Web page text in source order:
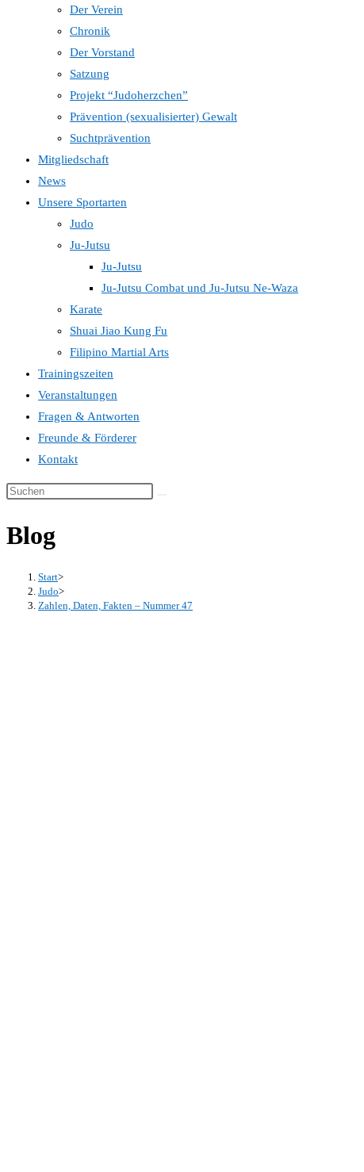
Der Verein
Chronik
Der Vorstand
Satzung
Projekt “Judoherzchen”
Prävention (sexualisierter) Gewalt
Suchtprävention
Mitgliedschaft
News
Unsere Sportarten
Judo
Ju-Jutsu
Ju-Jutsu
Ju-Jutsu Combat und Ju-Jutsu Ne-Waza
Karate
Shuai Jiao Kung Fu
Filipino Martial Arts
Trainingszeiten
Veranstaltungen
Fragen & Antworten
Freunde & Förderer
Kontakt
Blog
Start>
Judo>
Zahlen, Daten, Fakten – Nummer 47